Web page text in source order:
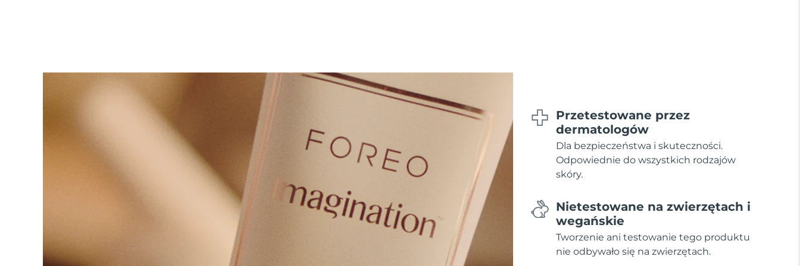
Przetestowane przez
dermatologów
Dla bezpieczeństwa i skuteczności.
Odpowiednie do wszystkich rodzajów
skóry.
Nietestowane na zwierzętach i
wegańskie
Tworzenie ani testowanie tego produktu
nie odbywało się na zwierzętach.